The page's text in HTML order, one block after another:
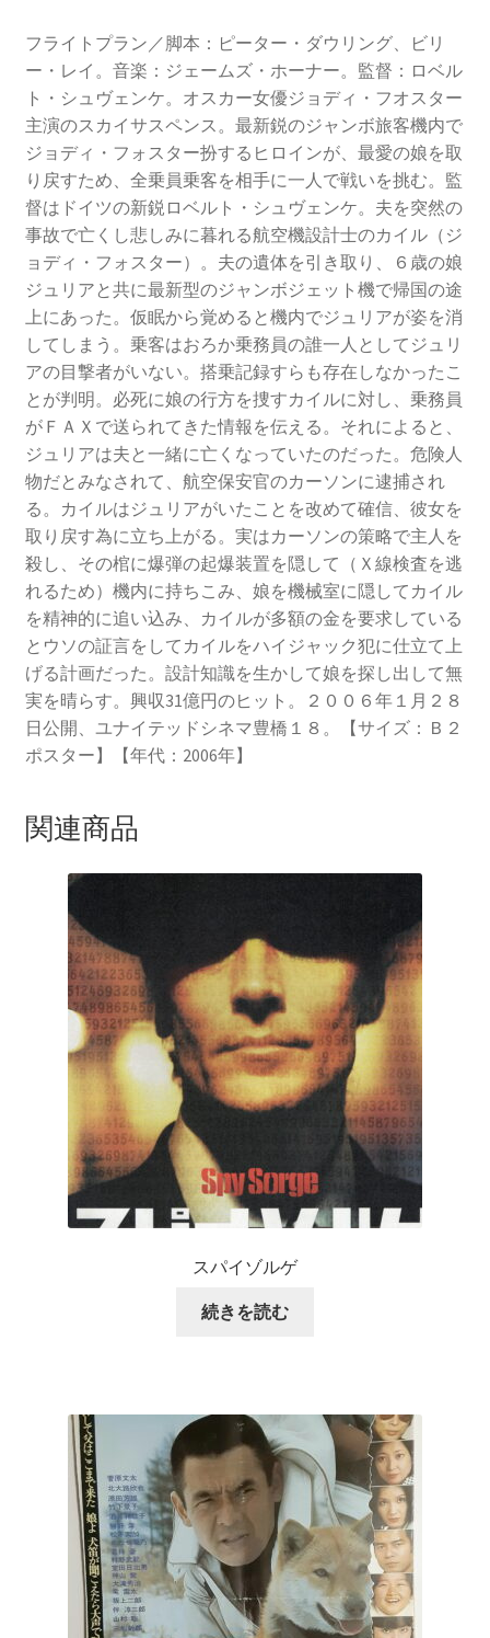
フライトプラン／脚本：ピーター・ダウリング、ビリ
ー・レイ。音楽：ジェームズ・ホーナー。監督：ロベル
ト・シュヴェンケ。オスカー女優ジョディ・フオスター
主演のスカイサスペンス。最新鋭のジャンボ旅客機内で
ジョディ・フォスター扮するヒロインが、最愛の娘を取
り戻すため、全乗員乗客を相手に一人で戦いを挑む。監
督はドイツの新鋭ロベルト・シュヴェンケ。夫を突然の
事故で亡くし悲しみに暮れる航空機設計士のカイル（ジ
ョディ・フォスター）。夫の遺体を引き取り、６歳の娘
ジュリアと共に最新型のジャンボジェット機で帰国の途
上にあった。仮眠から覚めると機内でジュリアが姿を消
してしまう。乗客はおろか乗務員の誰一人としてジュリ
アの目撃者がいない。搭乗記録すらも存在しなかったこ
とが判明。必死に娘の行方を捜すカイルに対し、乗務員
がＦＡＸで送られてきた情報を伝える。それによると、
ジュリアは夫と一緒に亡くなっていたのだった。 危険人
物だとみなされて、航空保安官のカーソンに逮捕され
る。
カイルはジュリアがいたことを改めて確信、彼女を
取り戻す為に立ち上がる。 実はカーソンの策略で主人を
殺し、その棺に爆弾の起爆装置を隠して（Ｘ線検査を逃
れるため）機内に持ちこみ、娘を機械室に隠してカイル
を精神的に追い込み、カイルが多額の金を要求している
とウソの証言をしてカイルをハイジャック犯に仕立て上
げる計画だった。設計知識を生かして娘を探し出して無
実を晴らす。興収31億円のヒット。２００６年１月２８
日公開、ユナイテッドシネマ豊橋１８。【サイズ：Ｂ２
ポスター】【年代：2006年】
関連商品
スパイゾルゲ
続きを読む